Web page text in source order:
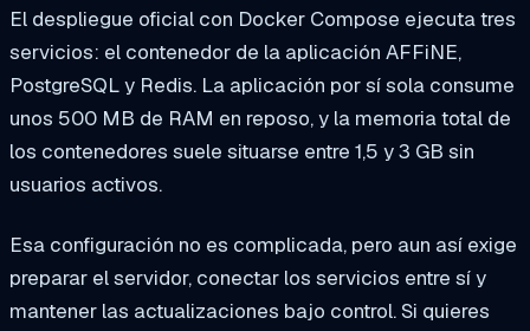
El despliegue oficial con Docker Compose ejecuta tres
servicios: el contenedor de la aplicación AFFiNE,
PostgreSQL y Redis. La aplicación por sí sola consume
unos 500 MB de RAM en reposo, y la memoria total de
los contenedores suele situarse entre 1,5 y 3 GB sin
usuarios activos.
Esa configuración no es complicada, pero aun así exige
preparar el servidor, conectar los servicios entre sí y
mantener las actualizaciones bajo control. Si quieres